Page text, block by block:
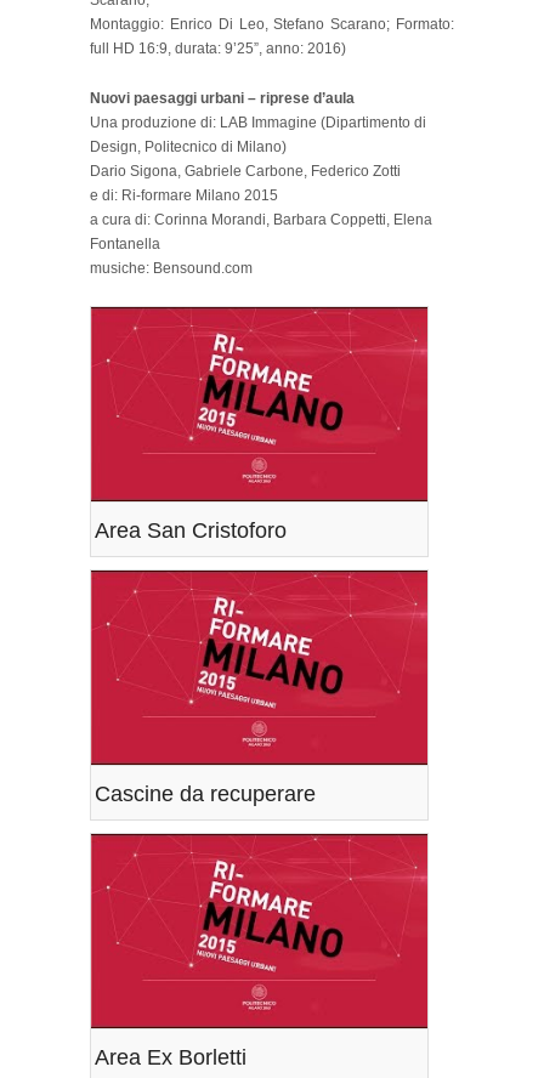
Montaggio: Enrico Di Leo, Stefano Scarano; Formato:
full HD 16:9, durata: 9’25”, anno: 2016)
Nuovi paesaggi urbani – riprese d’aula
Una produzione di: LAB Immagine (Dipartimento di
Design, Politecnico di Milano)
Dario Sigona, Gabriele Carbone, Federico Zotti
e di: Ri-formare Milano 2015
a cura di: Corinna Morandi, Barbara Coppetti, Elena
Fontanella
musiche: Bensound.com
Area San Cristoforo
Cascine da recuperare
Area Ex Borletti